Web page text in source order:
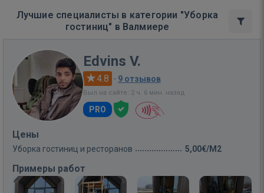
Лучшие специалисты в категории "Уборка
гостиниц" в Валмиере
Edvins V.
4.8 · 9 отзывов
Был на сайте: 2 ч. 6 мин. назад
PRO
Цены
Уборка гостиниц и ресторанов 5,00€/M2
Примеры работ